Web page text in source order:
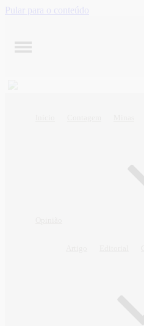
Pular para o conteúdo